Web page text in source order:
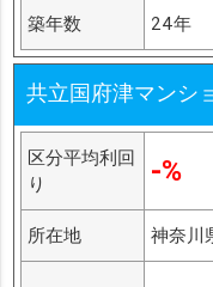
築年数 24年
共立国府津マンシ
区分平均利回
り
-%
所在地 神奈川